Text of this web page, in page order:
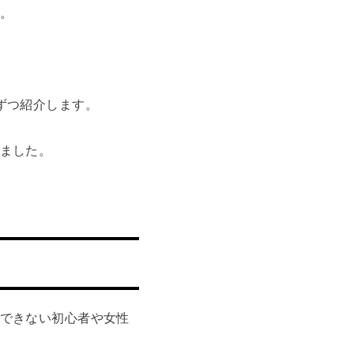
。
紹介します。
した。
きない初心者や女性